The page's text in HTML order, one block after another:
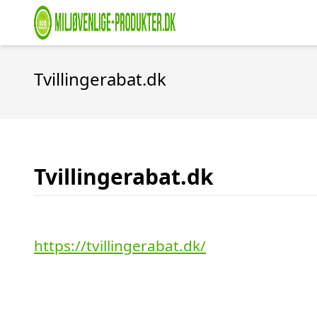
Tvillingerabat.dk
Tvillingerabat.dk
https://tvillingerabat.dk/